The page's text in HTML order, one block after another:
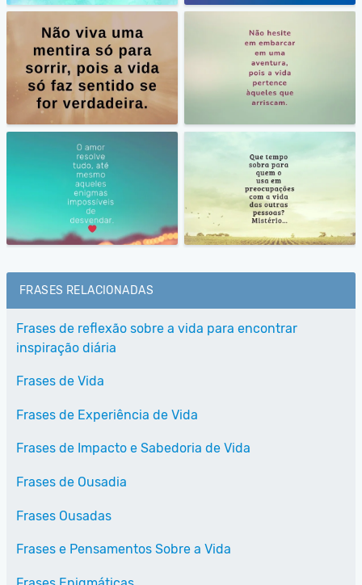
FRASES RELACIONADAS
Frases de reflexão sobre a vida para encontrar
inspiração diária
Frases de Vida
Frases de Experiência de Vida
Frases de Impacto e Sabedoria de Vida
Frases de Ousadia
Frases Ousadas
Frases e Pensamentos Sobre a Vida